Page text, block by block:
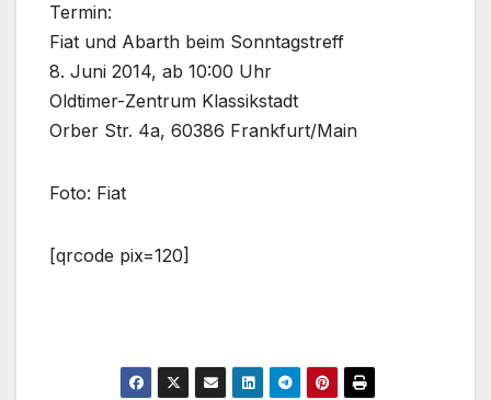
Termin:
Fiat und Abarth beim Sonntagstreff
8. Juni 2014, ab 10:00 Uhr
Oldtimer-Zentrum Klassikstadt
Orber Str. 4a, 60386 Frankfurt/Main
Foto: Fiat
[qrcode pix=120]